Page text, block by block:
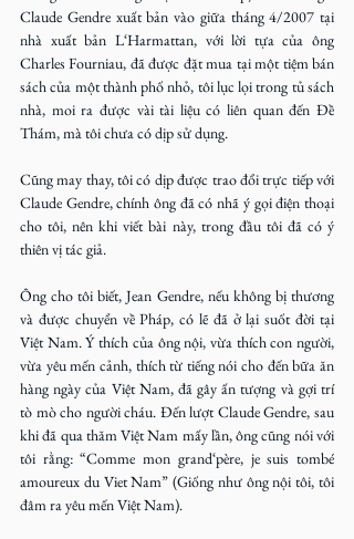
Claude Gendre xuất bản vào giữa tháng 4/2007 tại
nhà xuất bản L‘Harmattan, với lời tựa của ông
Charles Fourniau, đã được đặt mua tại một tiệm bán
sách của một thành phố nhỏ, tôi lục lọi trong tủ sách
nhà, moi ra được vài tài liệu có liên quan đến Đề
Thám, mà tôi chưa có dịp sử dụng.
Cũng may thay, tôi có dịp được trao đổi trực tiếp với
Claude Gendre, chính ông đã có nhã ý gọi điện thoại
cho tôi, nên khi viết bài này, trong đầu tôi đã có ý
thiên vị tác giả.
Ông cho tôi biết, Jean Gendre, nếu không bị thương
và được chuyển về Pháp, có lẽ đã ở lại suốt đời tại
Việt Nam. Ý thích của ông nội, vừa thích con người,
vừa yêu mến cảnh, thích từ tiếng nói cho đến bữa ăn
hàng ngày của Việt Nam, đã gây ấn tượng và gợi trí
tò mò cho người cháu. Đến lượt Claude Gendre, sau
khi đã qua thăm Việt Nam mấy lần, ông cũng nói với
tôi rằng: “Comme mon grand‘père, je suis tombé
amoureux du Viet Nam” (Giống như ông nội tôi, tôi
đâm ra yêu mến Việt Nam).